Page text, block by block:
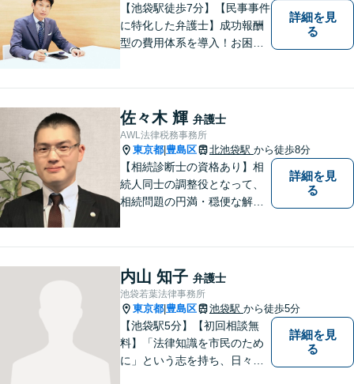
【池袋駅徒歩7分】【民事事件
に特化した弁護士】成功報酬
型の費用体系を導入！お困り
で広く取り扱い、幅広い分野
で実績あり！【完全個室対
応】
詳細を見
る
佐々木 輝 弁護士
AWL法律税務事務所
東京都 豊島区 北池袋駅 から徒歩8分
【相続診断士の資格あり】相
続人同士の調整役となって、
相続問題の円満・穏便な解決
棄などお任せください【池袋8
分】交通事故・借金問題にも
対応
詳細を見
る
内山 知子 弁護士
池袋若葉法律事務所
東京都 豊島区 池袋駅 から徒歩5分
【池袋駅5分】【初回相談無
料】「法律知識を市民のため
に」という志を持ち、日々弁
詳細を見
る